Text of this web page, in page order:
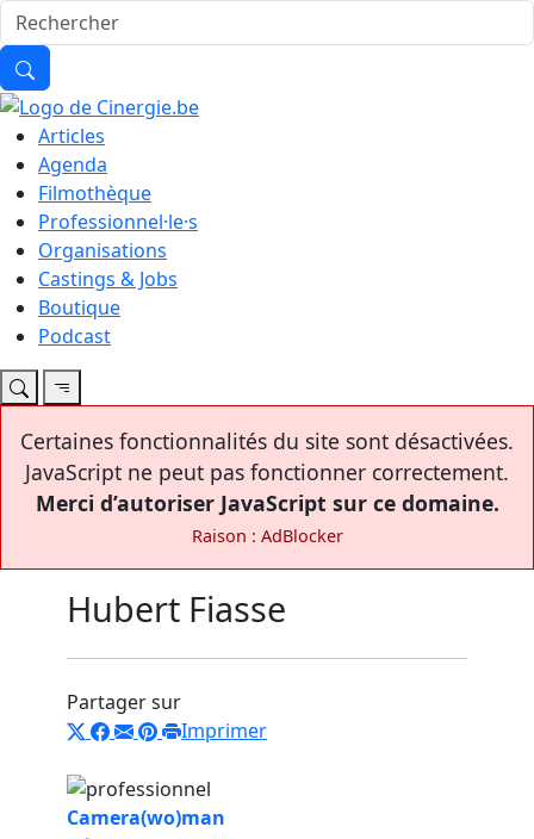
Articles
Agenda
Filmothèque
Professionnel·le·s
Organisations
Castings & Jobs
Boutique
Podcast
Certaines fonctionnalités du site sont désactivées.
JavaScript ne peut pas fonctionner correctement.
Merci d’autoriser JavaScript sur ce domaine.
Raison : AdBlocker
Hubert Fiasse
Partager sur
Imprimer
Camera(wo)man